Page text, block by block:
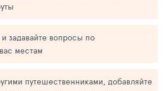
задавайте вопросы по
местам
путешественниками, добавляйте